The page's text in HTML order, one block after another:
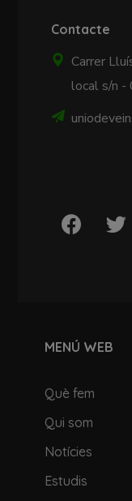
Contacte
Carrer
local s/n
MENÚ WEB
Què fem
Qui som
Notícies
Estudis